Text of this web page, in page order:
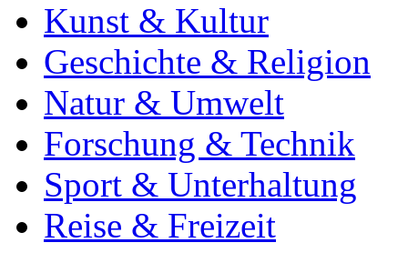
Kunst & Kultur
Geschichte & Religion
Natur & Umwelt
Forschung & Technik
Sport & Unterhaltung
Reise & Freizeit